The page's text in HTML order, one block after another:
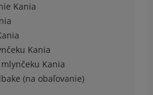
Kania
Kania
Kania
(na obaľovanie)